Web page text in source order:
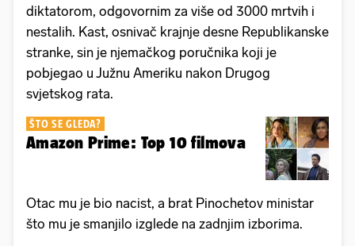
diktatorom, odgovornim za više od 3000 mrtvih i
nestalih. Kast, osnivač krajnje desne Republikanske
stranke, sin je njemačkog poručnika koji je
pobjegao u Južnu Ameriku nakon Drugog
svjetskog rata.
ŠTO SE GLEDA?
Amazon Prime: Top 10 filmova
Otac mu je bio nacist, a brat Pinochetov ministar
što mu je smanjilo izglede na zadnjim izborima.